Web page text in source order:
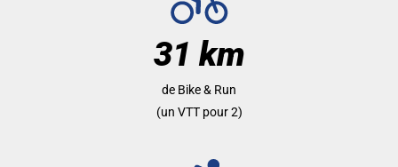
31 km
de Bike & Run
(un VTT pour 2)